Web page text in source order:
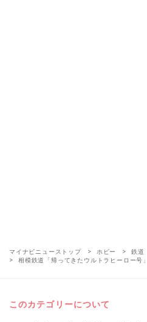
マイナビニューストップ ホビー
鉄道
相模鉄道「帰ってきたウルトラヒーロー号」
このカテゴリーについて